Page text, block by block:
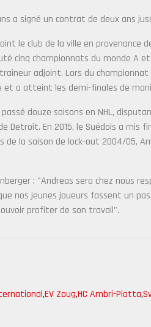
a signé un contrat de deux ans
le club de la ville en provenance
cinq championnats du monde A
adjoint. Lors du
et a atteint les demi-finales de
douze saisons en NHL,
Detroit. En 2015, le Suédois a
de la saison de lock-out 2004/05,
: "Andreas sera chez nous
nos jeunes joueurs fassent un
profiter de son travail".
,EV Zoug,HC Ambri-Piotta,